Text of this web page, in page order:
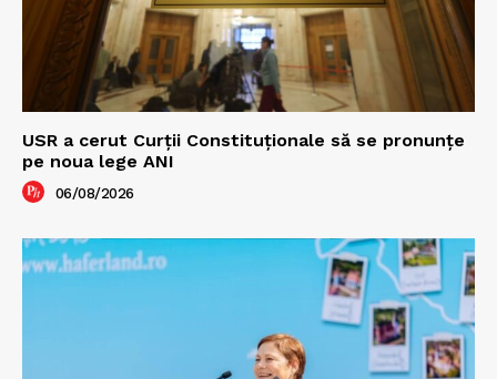
USR a cerut Curții Constituționale să se pronunțe
pe noua lege ANI
06/08/2026